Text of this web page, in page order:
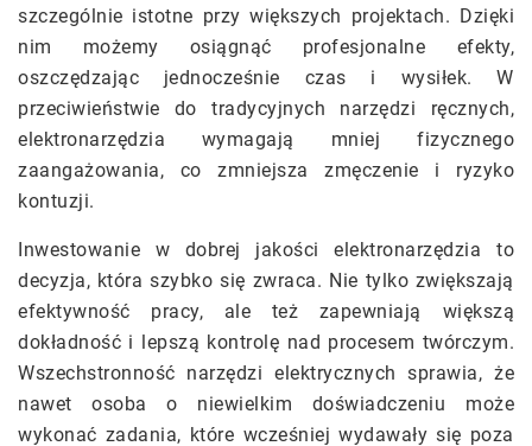
szczególnie istotne przy większych projektach. Dzięki
nim możemy osiągnąć profesjonalne efekty,
oszczędzając jednocześnie czas i wysiłek. W
przeciwieństwie do tradycyjnych narzędzi ręcznych,
elektronarzędzia wymagają mniej fizycznego
zaangażowania, co zmniejsza zmęczenie i ryzyko
kontuzji.
Inwestowanie w dobrej jakości elektronarzędzia to
decyzja, która szybko się zwraca. Nie tylko zwiększają
efektywność pracy, ale też zapewniają większą
dokładność i lepszą kontrolę nad procesem twórczym.
Wszechstronność narzędzi elektrycznych sprawia, że
nawet osoba o niewielkim doświadczeniu może
wykonać zadania, które wcześniej wydawały się poza